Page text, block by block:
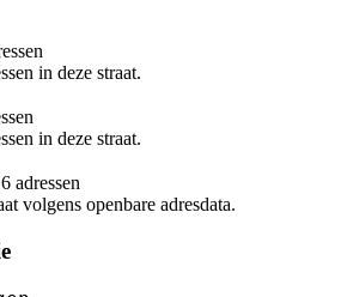
in deze straat.
in deze straat.
adressen
volgens openbare adresdata.